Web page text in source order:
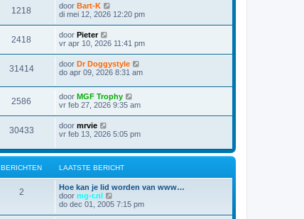
1218 door Bart-K
di mei 12, 2026 12:20 pm
2418 door Pieter
vr apr 10, 2026 11:41 pm
31414 door Dr Doggystyle
do apr 09, 2026 8:31 am
2586 door MGF Trophy
vr feb 27, 2026 9:35 am
30433 door mrvie
vr feb 13, 2026 5:05 pm
BERICHTEN LAATSTE BERICHT
2
Hoe kan je lid worden van www…
door mg-r.nl
e
do dec 01, 2005 7:15 pm